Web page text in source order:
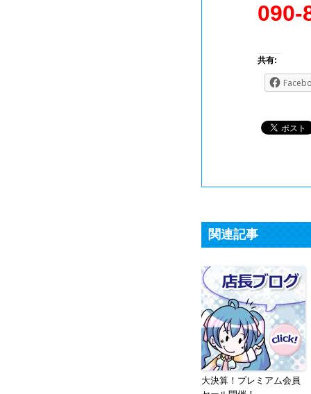
090-
共有:
関連記事
大決算！プレミアム会員